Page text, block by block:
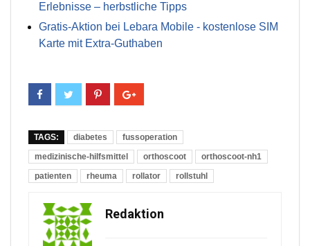
Erlebnisse – herbstliche Tipps
Gratis-Aktion bei Lebara Mobile - kostenlose SIM
Karte mit Extra-Guthaben
TAGS: diabetes
fussoperation
medizinische-hilfsmittel
orthoscoot
orthoscoot-nh1
patienten
rheuma rollator rollstuhl
Redaktion